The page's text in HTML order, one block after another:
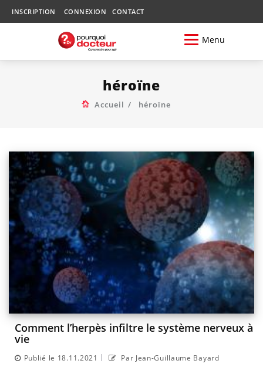
INSCRIPTION CONNEXION CONTACT
Menu
héroïne
Accueil héroïne
Comment l’herpès infiltre le système nerveux à
vie
Publié le 18.11.2021 | Par Jean-Guillaume Bayard